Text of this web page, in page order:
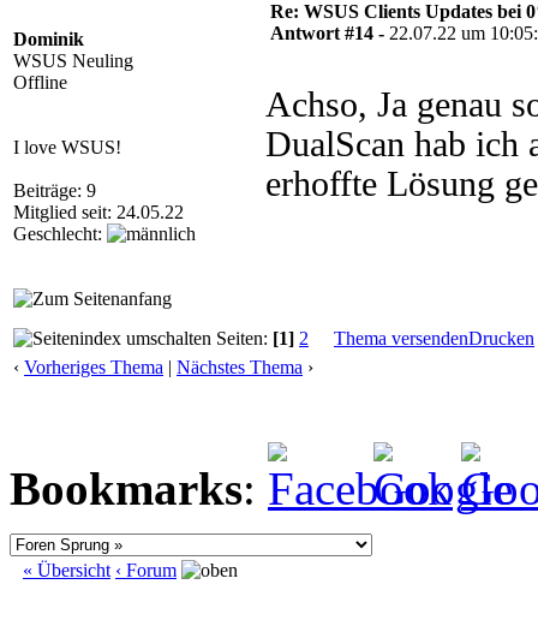
Dominik
WSUS Neuling
Offline
I love WSUS!
Beiträge: 9
Mitglied seit: 24.05.22
Geschlecht:
Re: WSUS Clients Updates bei
Antwort #14 - 22.07.22 um
Achso, Ja genau
DualScan hab ich
erhoffte Lösung
Seiten: [1] 2 Thema versendenDrucken
‹ Vorheriges Thema | Nächstes Thema ›
Bookmarks:
« Übersicht ‹ Forum